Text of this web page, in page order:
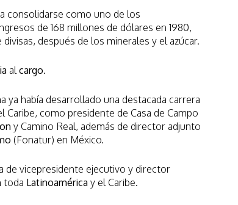
consolidarse como uno de los
de 168 millones de dólares en 1980,
después de los minerales y el azúcar.
alcargo.
ya había desarrollado una destacada carrera
Caribe, como presidente de Casa de Campo
y Camino Real, además de director adjunto
(Fonatur) en México.
de vicepresidente ejecutivo y director
toda Latinoamérica y el Caribe.